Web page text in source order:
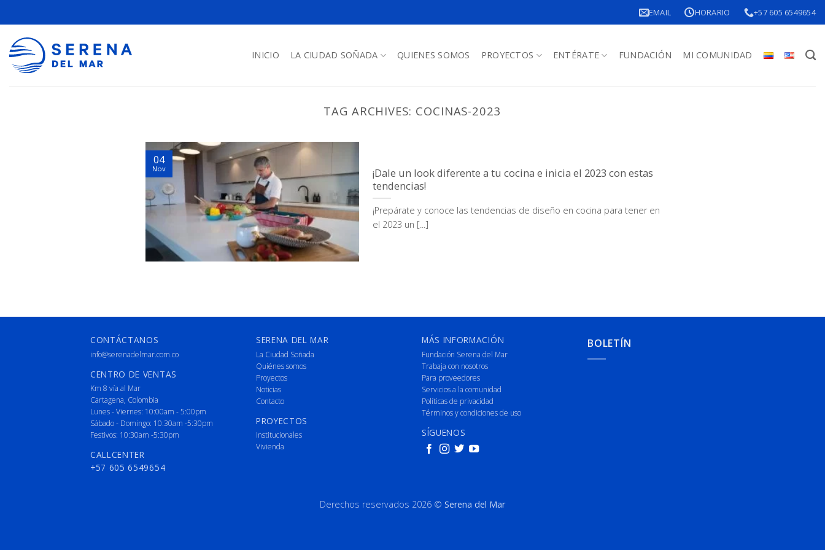
EMAIL HORARIO +57 605 6549654
INICIO LA CIUDAD SOÑADA QUIENES SOMOS PROYECTOS ENTÉRATE FUNDACIÓN MI COMUNIDAD
TAG ARCHIVES: COCINAS-2023
¡Dale un look diferente a tu cocina e inicia el 2023 con estas
tendencias!
¡Prepárate y conoce las tendencias de diseño en cocina para tener en
el 2023 un [...]
04
Nov
CONTÁCTANOS
info@serenadelmar.com.co
CENTRO DE VENTAS
Km 8 vía al Mar
Cartagena, Colombia
Lunes - Viernes: 10:00am - 5:00pm
Sábado - Domingo: 10:30am -5:30pm
Festivos: 10:30am -5:30pm
CALLCENTER
+57 605 6549654
SERENA DEL MAR
La Ciudad Soñada
Quiénes somos
Proyectos
Noticias
Contacto
PROYECTOS
Institucionales
Vivienda
MÁS INFORMACIÓN
Fundación Serena del Mar
Trabaja con nosotros
Para proveedores
Servicios a la comunidad
Políticas de privacidad
Términos y condiciones de uso
SÍGUENOS
BOLETÍN
Derechos reservados 2026 © Serena del Mar